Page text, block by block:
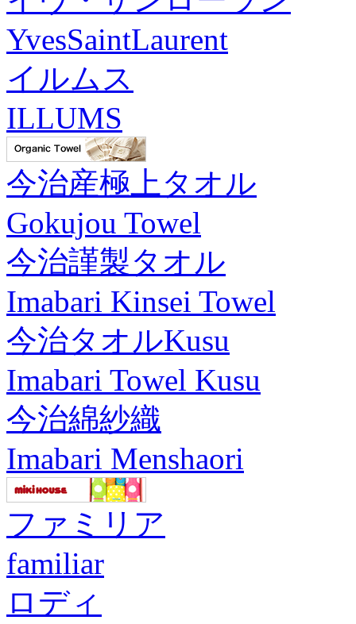
YvesSaintLaurent
イルムス
ILLUMS
今治産極上タオル
Gokujou Towel
今治謹製タオル
Imabari Kinsei Towel
今治タオルKusu
Imabari Towel Kusu
今治綿紗織
Imabari Menshaori
ファミリア
familiar
ロディ